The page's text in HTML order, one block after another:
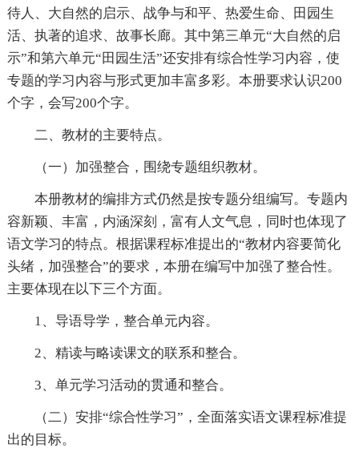
待人、大自然的启示、战争与和平、热爱生命、田园生
活、执著的追求、故事长廊。其中第三单元“大自然的启
示”和第六单元“田园生活”还安排有综合性学习内容，使
专题的学习内容与形式更加丰富多彩。本册要求认识200
个字，会写200个字。
二、教材的主要特点。
（一）加强整合，围绕专题组织教材。
本册教材的编排方式仍然是按专题分组编写。专题内
容新颖、丰富，内涵深刻，富有人文气息，同时也体现了
语文学习的特点。根据课程标准提出的“教材内容要简化
头绪，加强整合”的要求，本册在编写中加强了整合性。
主要体现在以下三个方面。
1、导语导学，整合单元内容。
2、精读与略读课文的联系和整合。
3、单元学习活动的贯通和整合。
（二）安排“综合性学习”，全面落实语文课程标准提
出的目标。